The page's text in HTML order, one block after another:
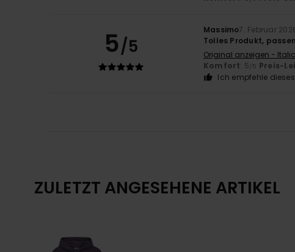
5/5
Massimo7. Februar
Tolles Produkt,
Original anzeigen -
Komfort: 5/5 Preis-
Ich empfehle
ZULETZT ANGESEHENE ARTIKEL